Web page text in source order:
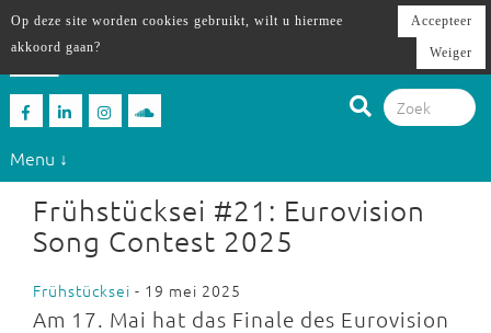
Menu ↓
Frühstücksei #21: Eurovision
Song Contest 2025
Frühstücksei - 19 mei 2025
Am 17. Mai hat das Finale des Eurovision
Op deze site worden cookies gebruikt, wilt u hiermee
akkoord gaan?
Accepteer
Weiger